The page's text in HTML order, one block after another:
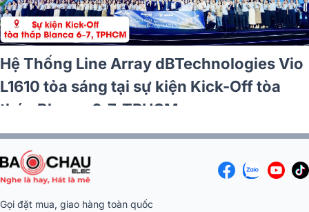
Hệ Thống Line Array dBTechnologies Vio
L1610 tỏa sáng tại sự kiện Kick-Off tòa
tháp Blanca 6-7, TPHCM
Gọi đặt mua, giao hàng toàn quốc